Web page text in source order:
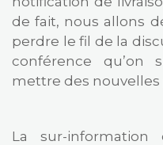
de fait, nous allons
perdre le fil de la
conférence qu’on
mettre des nouvelles
La sur-